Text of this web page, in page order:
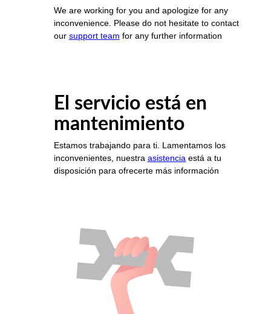
We are working for you and apologize for any
inconvenience. Please do not hesitate to contact
our support team for any further information
El servicio está en
mantenimiento
Estamos trabajando para ti. Lamentamos los
inconvenientes, nuestra asistencia está a tu
disposición para ofrecerte más información